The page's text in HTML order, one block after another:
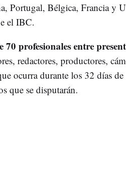
Portugal, Bélgica, Francia y
el IBC.
70 profesionales entre
redactores, productores,
ocurra durante los 32 días
que se disputarán.